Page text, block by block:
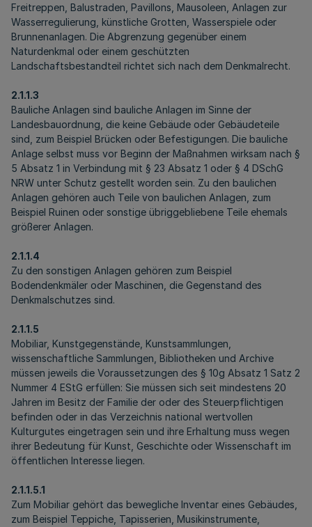
Freitreppen, Balustraden, Pavillons, Mausoleen, Anlagen zur
Wasserregulierung, künstliche Grotten, Wasserspiele oder
Brunnenanlagen. Die Abgrenzung gegenüber einem
Naturdenkmal oder einem geschützten
Landschaftsbestandteil richtet sich nach dem Denkmalrecht.
2.1.1.3
Bauliche Anlagen sind bauliche Anlagen im Sinne der
Landesbauordnung, die keine Gebäude oder Gebäudeteile
sind, zum Beispiel Brücken oder Befestigungen. Die bauliche
Anlage selbst muss vor Beginn der Maßnahmen wirksam nach §
5 Absatz 1 in Verbindung mit § 23 Absatz 1 oder § 4 DSchG
NRW unter Schutz gestellt worden sein. Zu den baulichen
Anlagen gehören auch Teile von baulichen Anlagen, zum
Beispiel Ruinen oder sonstige übriggebliebene Teile ehemals
größerer Anlagen.
2.1.1.4
Zu den sonstigen Anlagen gehören zum Beispiel
Bodendenkmäler oder Maschinen, die Gegenstand des
Denkmalschutzes sind.
2.1.1.5
Mobiliar, Kunstgegenstände, Kunstsammlungen,
wissenschaftliche Sammlungen, Bibliotheken und Archive
müssen jeweils die Voraussetzungen des § 10g Absatz 1 Satz 2
Nummer 4 EStG erfüllen: Sie müssen sich seit mindestens 20
Jahren im Besitz der Familie der oder des Steuerpflichtigen
befinden oder in das Verzeichnis national wertvollen
Kulturgutes eingetragen sein und ihre Erhaltung muss wegen
ihrer Bedeutung für Kunst, Geschichte oder Wissenschaft im
öffentlichen Interesse liegen.
2.1.1.5.1
Zum Mobiliar gehört das bewegliche Inventar eines Gebäudes,
zum Beispiel Teppiche, Tapisserien, Musikinstrumente,